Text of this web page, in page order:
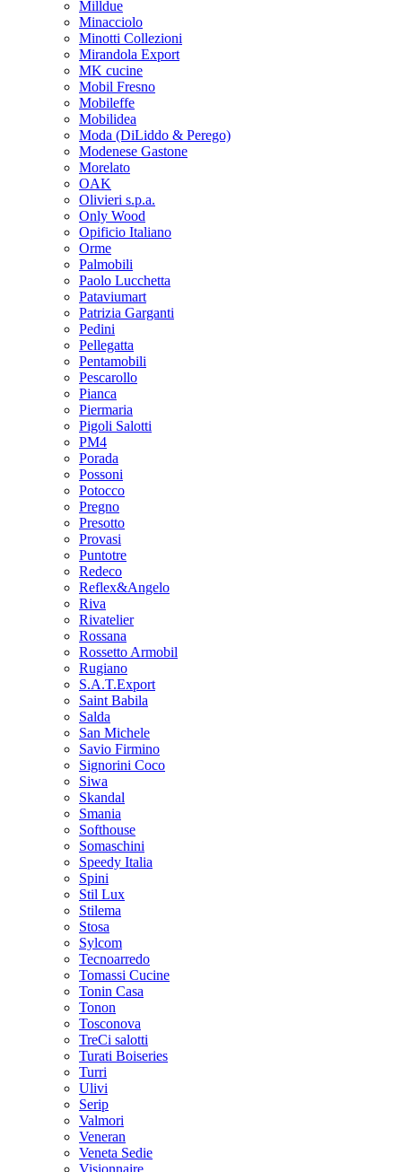
Milldue
Minacciolo
Minotti Collezioni
Mirandola Export
MK cucine
Mobil Fresno
Mobileffe
Mobilidea
Moda (DiLiddo & Perego)
Modenese Gastone
Morelato
OAK
Olivieri s.p.a.
Only Wood
Opificio Italiano
Orme
Palmobili
Paolo Lucchetta
Pataviumart
Patrizia Garganti
Pedini
Pellegatta
Pentamobili
Pescarollo
Pianca
Piermaria
Pigoli Salotti
PM4
Porada
Possoni
Potocco
Pregno
Presotto
Provasi
Puntotre
Redeco
Reflex&Angelo
Riva
Rivatelier
Rossana
Rossetto Armobil
Rugiano
S.A.T.Export
Saint Babila
Salda
San Michele
Savio Firmino
Signorini Coco
Siwa
Skandal
Smania
Softhouse
Somaschini
Speedy Italia
Spini
Stil Lux
Stilema
Stosa
Sylcom
Tecnoarredo
Tomassi Cucine
Tonin Casa
Tonon
Tosconova
TreCi salotti
Turati Boiseries
Turri
Ulivi
Serip
Valmori
Veneran
Veneta Sedie
Visionnaire